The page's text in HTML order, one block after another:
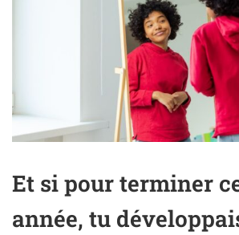
Et si pour terminer
année, tu